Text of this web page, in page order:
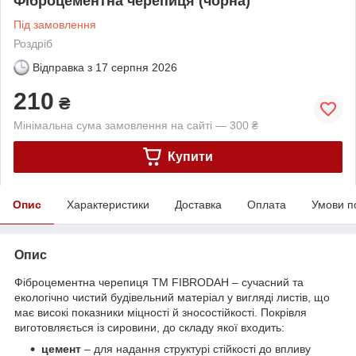
Під замовлення
Роздріб
Відправка з 17 серпня 2026
210 ₴
Мінімальна сума замовлення на сайті — 300 ₴
Купити
Опис Характеристики Доставка Оплата Умови
Опис
Фіброцементна черепиця ТМ FIBRODAH – сучасний та
екологічно чистий будівельний матеріал у вигляді листів, що
має високі показники міцності й зносостійкості. Покрівля
виготовляється із сировини, до складу якої входить:
цемент – для надання структурі стійкості до впливу